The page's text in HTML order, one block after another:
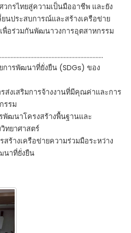
วกรไทยสู่ความเป็นมืออาชีพ และยัง
นประสบการณ์และสร้างเครือข่าย
อร่วมกันพัฒนาวงการอุตสาหกรรม
การพัฒนาที่ยั่งยืน (SDGs) ของ
ส่งเสริมการจ้างงานที่มีคุณค่าและการ
รรม
พัฒนาโครงสร้างพื้นฐานและ
ทยาศาสตร์
สร้างเครือข่ายความร่วมมือระหว่าง
นาที่ยั่งยืน